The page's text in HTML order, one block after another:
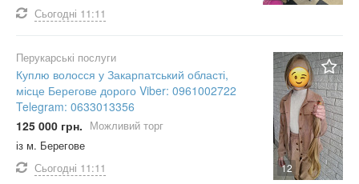
Сьогодні 11:11
12
Перукарські послуги
Куплю волосся у Закарпатський області,
місце Берегове дорого Viber: 0961002722
Telegram: 0633013356
125 000 грн. Можливий торг
із м. Берегове
Сьогодні 11:11